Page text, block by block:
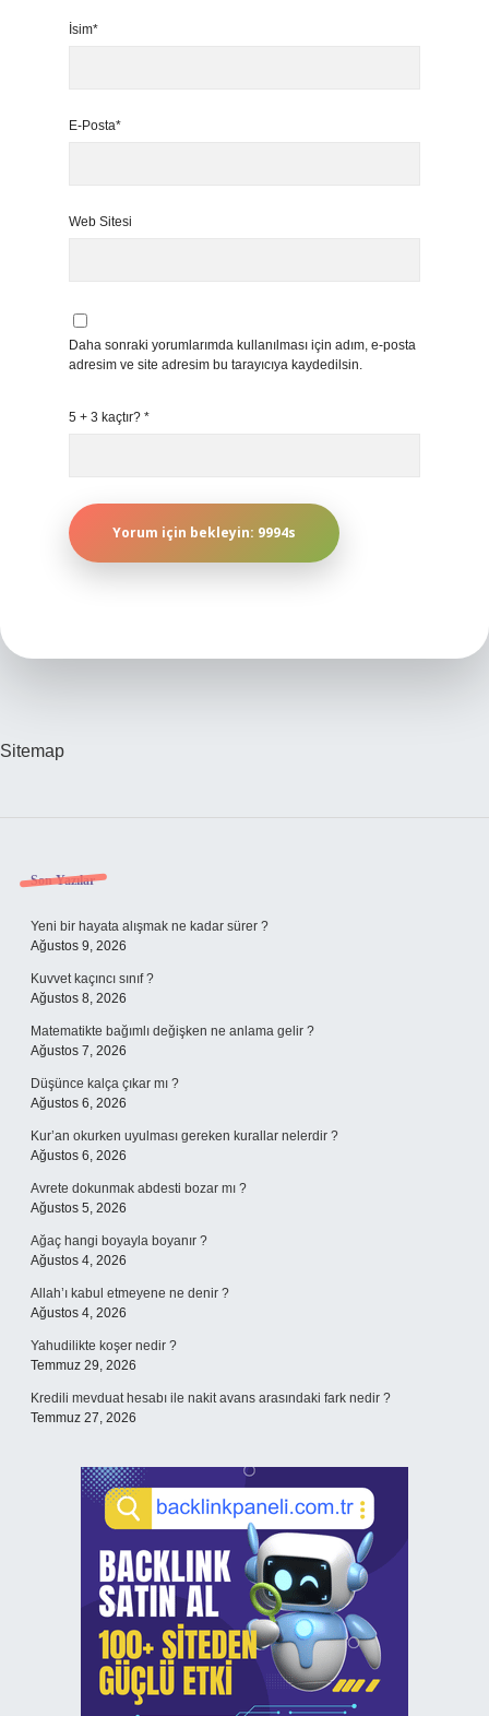
İsim*
E-Posta*
Web Sitesi
Daha sonraki yorumlarımda kullanılması için adım, e-posta
adresim ve site adresim bu tarayıcıya kaydedilsin.
5 + 3 kaçtır? *
Sitemap
Sidebar
Son Yazılar
Yeni bir hayata alışmak ne kadar sürer ?
Ağustos 9, 2026
Kuvvet kaçıncı sınıf ?
Ağustos 8, 2026
Matematikte bağımlı değişken ne anlama gelir ?
Ağustos 7, 2026
Düşünce kalça çıkar mı ?
Ağustos 6, 2026
Kur’an okurken uyulması gereken kurallar nelerdir ?
Ağustos 6, 2026
Avrete dokunmak abdesti bozar mı ?
Ağustos 5, 2026
Ağaç hangi boyayla boyanır ?
Ağustos 4, 2026
Allah’ı kabul etmeyene ne denir ?
Ağustos 4, 2026
Yahudilikte koşer nedir ?
Temmuz 29, 2026
Kredili mevduat hesabı ile nakit avans arasındaki fark nedir ?
Temmuz 27, 2026